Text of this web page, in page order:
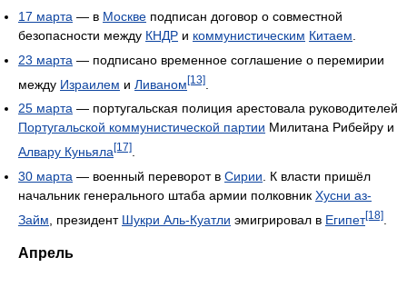
17 марта — в Москве подписан договор о совместной
безопасности между КНДР и коммунистическим Китаем
23 марта — подписано временное соглашение о перемирии
между Израилем и Ливаном[13]
25 марта — португальская полиция арестовала руководителей
Португальской коммунистической партии Милитана Рибейру и
Алвару Куньяла [17]
30 марта — военный переворот в Сирии . К власти пришёл
начальник генерального штаба армии полковник Хусни аз-
Займ , президент Шукри Аль-Куатли эмигрировал в Египет[18]
Апрель